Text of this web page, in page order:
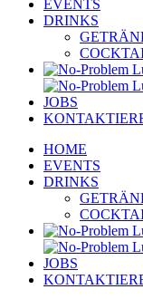
EVENTS
DRINKS
JOBS
HOME
EVENTS
DRINKS
JOBS